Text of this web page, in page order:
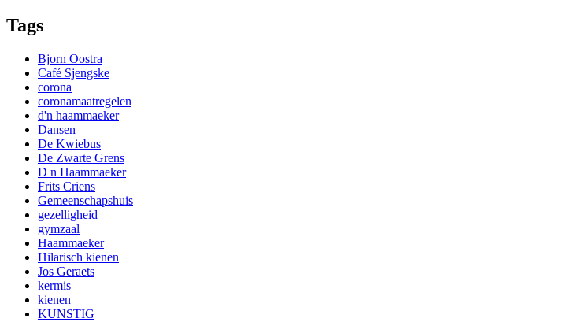
Tags
Bjorn Oostra
Café Sjengske
corona
coronamaatregelen
d'n haammaeker
Dansen
De Kwiebus
De Zwarte Grens
D n Haammaeker
Frits Criens
Gemeenschapshuis
gezelligheid
gymzaal
Haammaeker
Hilarisch kienen
Jos Geraets
kermis
kienen
KUNSTIG